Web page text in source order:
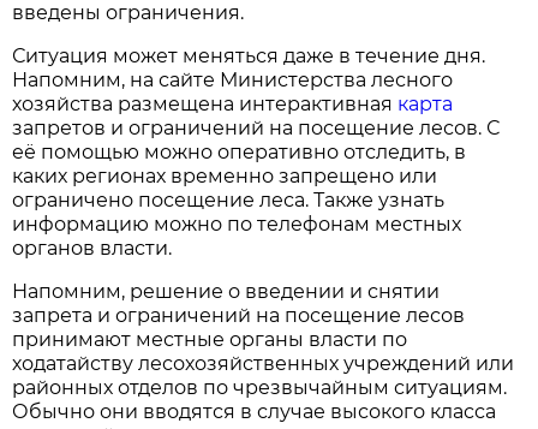
введены ограничения.
Ситуация может меняться даже в течение дня.
Напомним, на сайте Министерства лесного
хозяйства размещена интерактивная карта
запретов и ограничений на посещение лесов. С
её помощью можно оперативно отследить, в
каких регионах временно запрещено или
ограничено посещение леса. Также узнать
информацию можно по телефонам местных
органов власти.
Напомним, решение о введении и снятии
запрета и ограничений на посещение лесов
принимают местные органы власти по
ходатайству лесохозяйственных учреждений или
районных отделов по чрезвычайным ситуациям.
Обычно они вводятся в случае высокого класса